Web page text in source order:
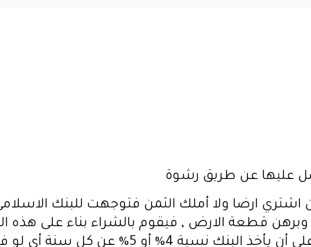
عن طريق رشوة
أن اشتري ارضا ولا أملك الثمن فتوجهت للبنك
وبرهن قطعة الارض , فيقوم بالشراء بناء على هذه